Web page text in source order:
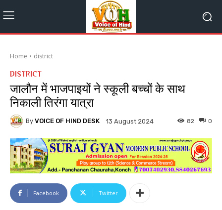
Home district
DISTRICT
जालौन में भाजपाइयों ने स्कूली बच्चों के साथ
निकाली तिरंगा यात्रा
By VOICE OF HIND DESK 13 August 2024 0
82
Facebook Twitter